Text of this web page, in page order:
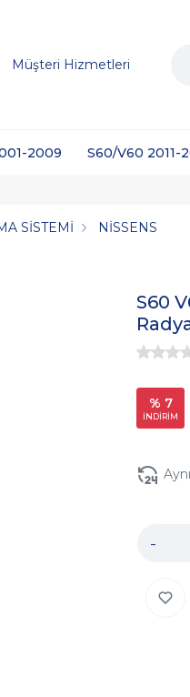
Müşteri Hizmetleri
2009 S60/V60 2011-
SİSTEMİ NİSSENS
S60
% 7
İNDİRİM
-